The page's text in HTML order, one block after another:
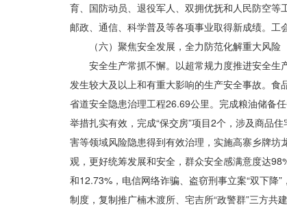
育、国防动员、退役军人、双拥优抚和人民防空等
邮政、通信、科学普及等各项事业取得新成绩。
（六）聚焦安全发展，全力防范化解重大风险
安全生产常抓不懈。以超常规力度推进安全生
发生较大及以上和有重大影响的生产安全事故。食
省道安全隐患治理工程26.69公里。完成粮油储备
举措扎实有效，完成“保交房”项目2个，涉及商品
害等领域风险隐患得到有效治理，实施高寨乡牌
观，更好统筹发展和安全，群众安全感满意度达
和12.73%，电信网络诈骗、盗窃刑事立案“双下降
制度，复制推广楠木渡所、宅吉所“政警群”三方共